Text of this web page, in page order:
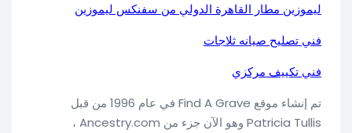
ليموزين مطار القاهرة الدولي من سفنكس ليموزين
فني تصليح صيانه ثلاجات
فني تكييف مركزي
تم إنشاء موقع Find A Grave في عام 1996 من قبل
Patricia Tullis وهو الآن جزء من Ancestry.com ،